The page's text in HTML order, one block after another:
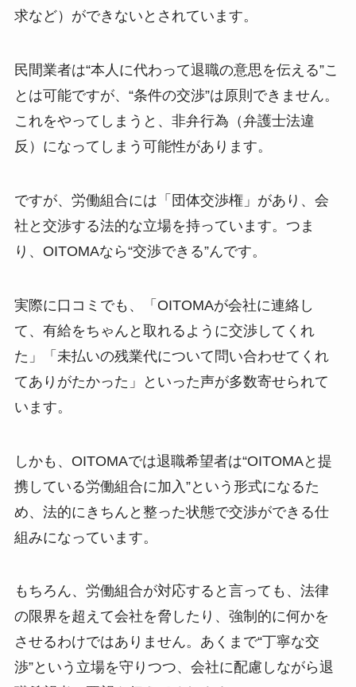
求など）ができないとされています。
民間業者は“本人に代わって退職の意思を伝える”こ
とは可能ですが、“条件の交渉”は原則できません。
これをやってしまうと、非弁行為（弁護士法違
反）になってしまう可能性があります。
ですが、労働組合には「団体交渉権」があり、会
社と交渉する法的な立場を持っています。つま
り、OITOMAなら“交渉できる”んです。
実際に口コミでも、「OITOMAが会社に連絡し
て、有給をちゃんと取れるように交渉してくれ
た」「未払いの残業代について問い合わせてくれ
てありがたかった」といった声が多数寄せられて
います。
しかも、OITOMAでは退職希望者は“OITOMAと提
携している労働組合に加入”という形式になるた
め、法的にきちんと整った状態で交渉ができる仕
組みになっています。
もちろん、労働組合が対応すると言っても、法律
の限界を超えて会社を脅したり、強制的に何かを
させるわけではありません。あくまで“丁寧な交
渉”という立場を守りつつ、会社に配慮しながら退